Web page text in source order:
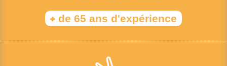
+ de 65 ans d'expérience